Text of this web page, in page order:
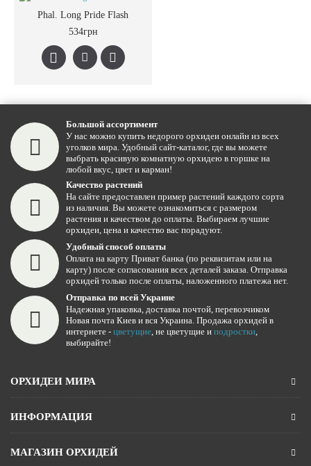
Phal. Long Pride Flash
534грн
Большой ассортимент
У нас можно купить недорого орхидеи онлайн из всех
уголков мира. Удобный сайт-каталог, где вы можете
выбрать красивую комнатную орхидею в горшке на
любой вкус, цвет и карман!
Качество растений
На сайте предоставлен пример растений каждого сорта
из наличия. Вы можете ознакомиться с размером
растения и качеством до оплаты. Выбираем лучшие
орхидеи, цена и качество вас порадуют.
Удобный способ оплаты
Оплата на карту Приват банка (по реквизитам или на
карту) после согласования всех деталей заказа. Отправка
орхидей только после оплаты, наложенного платежа нет.
Отправка по всей Украине
Надежная упаковка, доставка почтой, перевозчиком
Новая почта Киев и вся Украина. Продажа орхидей в
интернете - цветущие, не цветущие и подростки,
выбирайте!
ОРХИДЕИ МИРА
ИНФОРМАЦИЯ
МАГАЗИН ОРХИДЕЙ